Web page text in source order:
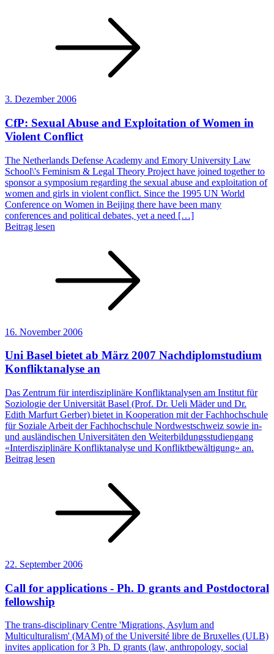
3. Dezember 2006
CfP: Sexual Abuse and Exploitation of Women in
Violent Conflict
The Netherlands Defense Academy and Emory University Law
School\'s Feminism & Legal Theory Project have joined together to
sponsor a symposium regarding the sexual abuse and exploitation of
women and girls in violent conflict. Since the 1995 UN World
Conference on Women in Beijing there have been many
conferences and political debates, yet a need […]
Beitrag lesen
16. November 2006
Uni Basel bietet ab März 2007 Nachdiplomstudium
Konfliktanalyse an
Das Zentrum für interdisziplinäre Konfliktanalysen am Institut für
Soziologie der Universität Basel (Prof. Dr. Ueli Mäder und Dr.
Edith Marfurt Gerber) bietet in Kooperation mit der Fachhochschule
für Soziale Arbeit der Fachhochschule Nordwestschweiz sowie in-
und ausländischen Universitäten den Weiterbildungsstudiengang
«Interdisziplinäre Konfliktanalyse und Konfliktbewältigung» an.
Beitrag lesen
22. September 2006
Call for applications - Ph. D grants and Postdoctoral
fellowship
The trans-disciplinary Centre 'Migrations, Asylum and
Multiculturalism' (MAM) of the Université libre de Bruxelles (ULB)
invites application for 3 Ph. D grants (law, anthropology, social